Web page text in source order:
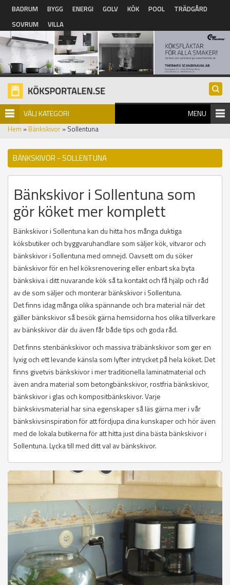
Hoppa till huvudinnehåll
BADRUM BYGG ENERGI GOLV KÖK POOL
TRÄDGÅRD
SOVRUM
VILLA
VÄLJ KATEGORI MENU
Hem » Bänkskivor » Sollentuna
BÄNKSKIVOR - SOLLENTUNA
Bänkskivor i Sollentuna som
gör köket mer komplett
Bänkskivor i Sollentuna kan du hitta hos många duktiga
köksbutiker och byggvaruhandlare som säljer kök, vitvaror och
bänkskivor i Sollentuna med omnejd. Oavsett om du söker
bänkskivor för en hel köksrenovering eller enbart ska byta
bänkskiva i ditt nuvarande kök så ta kontakt och få hjälp och råd
av de som säljer och monterar bänkskivor i Sollentuna.
Det finns idag många olika spännande och bra material när det
gäller bänkskivor så besök gärna hemsidorna hos olika tillverkare
av bänkskivor där du även får både tips och goda råd.
Det finns stenbänkskivor och massiva träbänkskivor som ger en
lyxig och ett levande känsla som lyfter intrycket på hela köket. Det
finns givetvis bänkskivor i mer traditionella laminatmaterial och
även andra material som betongbänkskivor, rostfria bänkskivor,
bänkskivor i glas och kompositbänkskivor. Varje
bänkskivsmaterial har sina egenskaper så läs gärna mer i vår
bänkskivsinspiration för att fördjupa dina kunskaper och hör även
med de lokala butikerna för att hitta just dina bästa bänkskivor i
Sollentuna. Lycka till med ditt val av bänkskivor.